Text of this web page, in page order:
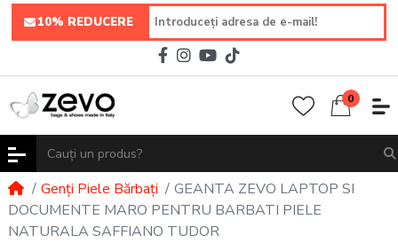
10% REDUCERE
0
Genți Piele Bărbați
GEANTA ZEVO LAPTOP SI
DOCUMENTE MARO PENTRU BARBATI PIELE
NATURALA SAFFIANO TUDOR